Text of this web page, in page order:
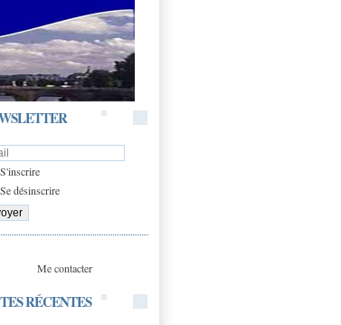
S'inscrire
Se désinscrire
Me contacter
RÉCENTES